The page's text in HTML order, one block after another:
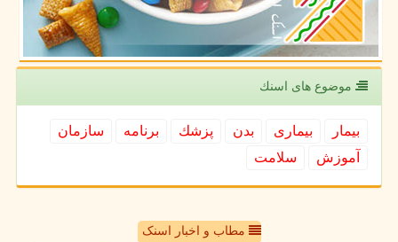
موضوع های اسنك
بیمار بیماری بدن پزشك برنامه
سازمان
آموزش
سلامت
مطاب و اخبار اسنک